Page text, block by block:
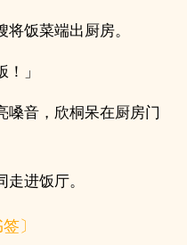
饭菜端出厨房。
」
嗓音，欣桐呆在厨房门
进饭厅。
〕